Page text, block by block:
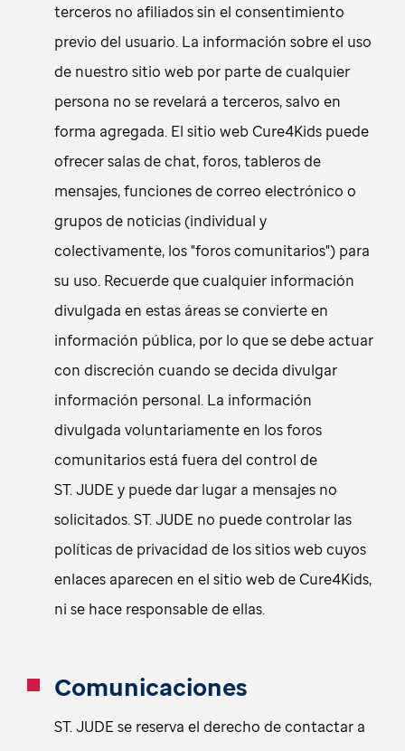
terceros no afiliados sin el consentimiento
previo del usuario. La información sobre el uso
de nuestro sitio web por parte de cualquier
persona no se revelará a terceros, salvo en
forma agregada. El sitio web Cure4Kids puede
ofrecer salas de chat, foros, tableros de
mensajes, funciones de correo electrónico o
grupos de noticias (individual y
colectivamente, los "foros comunitarios") para
su uso. Recuerde que cualquier información
divulgada en estas áreas se convierte en
información pública, por lo que se debe actuar
con discreción cuando se decida divulgar
información personal. La información
divulgada voluntariamente en los foros
comunitarios está fuera del control de
ST. JUDE y puede dar lugar a mensajes no
solicitados. ST. JUDE no puede controlar las
políticas de privacidad de los sitios web cuyos
enlaces aparecen en el sitio web de Cure4Kids,
ni se hace responsable de ellas.
Comunicaciones
ST. JUDE se reserva el derecho de contactar a